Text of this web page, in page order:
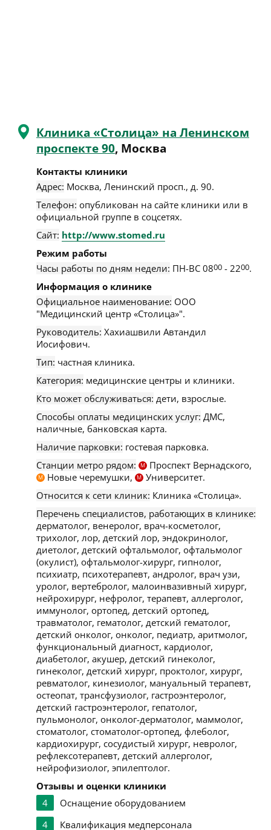
Клиника «Столица» на Ленинском
проспекте 90, Москва
Контакты клиники
Адрес: Москва, Ленинский просп., д. 90.
Телефон: опубликован на сайте клиники или в
официальной группе в соцсетях.
Сайт: http://www.stomed.ru
Режим работы
Часы работы по дням недели: ПН-ВС 0800 - 2200.
Информация о клинике
Официальное наименование: ООО
"Медицинский центр «Столица»".
Руководитель: Хахиашвили Автандил
Иосифович.
Тип: частная клиника.
Категория: медицинские центры и клиники.
Кто может обслуживаться: дети, взрослые.
Способы оплаты медицинских услуг: ДМС,
наличные, банковская карта.
Наличие парковки: гостевая парковка.
Станции метро рядом:
М Проспект Вернадского,
М Новые черемушки, М Университет.
Относится к сети клиник: Клиника «Столица».
Перечень специалистов, работающих в клинике:
дерматолог, венеролог, врач-косметолог,
трихолог, лор, детский лор, эндокринолог,
диетолог, детский офтальмолог, офтальмолог
(окулист), офтальмолог-хирург, гипнолог,
психиатр, психотерапевт, андролог, врач узи,
уролог, вертебролог, малоинвазивный хирург,
нейрохирург, нефролог, терапевт, аллерголог,
иммунолог, ортопед, детский ортопед,
травматолог, гематолог, детский гематолог,
детский онколог, онколог, педиатр, аритмолог,
функциональный диагност, кардиолог,
диабетолог, акушер, детский гинеколог,
гинеколог, детский хирург, проктолог, хирург,
ревматолог, кинезиолог, мануальный терапевт,
остеопат, трансфузиолог, гастроэнтеролог,
детский гастроэнтеролог, гепатолог,
пульмонолог, онколог-дерматолог, маммолог,
стоматолог, стоматолог-ортопед, флеболог,
кардиохирург, сосудистый хирург, невролог,
рефлексотерапевт, детский аллерголог,
нейрофизиолог, эпилептолог.
Отзывы и оценки клиники
4
Оснащение оборудованием
4
Квалификация медперсонала